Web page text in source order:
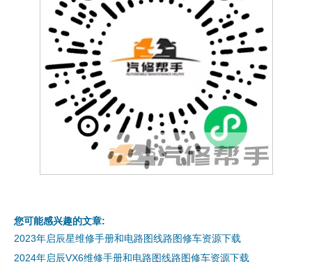
您可能感兴趣的文章:
2023年启辰星维修手册和电路图线路图修车资源下载
2024年启辰VX6维修手册和电路图线路图修车资源下载